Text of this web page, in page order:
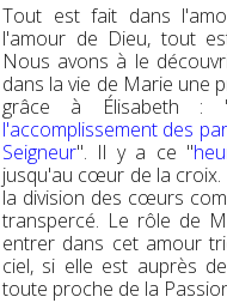
Tout est fait dans
l'amour de Dieu, tout
Nous avons à le
dans la vie de Marie une
grâce à Élisabeth :
l'accomplissement des
Seigneur". Il y a ce "
jusqu'au cœur de la croix.
la division des cœurs
transpercé. Le rôle de
entrer dans cet amour
ciel, si elle est auprès
toute proche de la